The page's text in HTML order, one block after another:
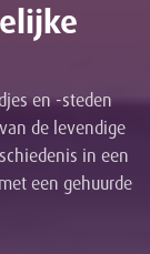
en -steden
de levendige
in een
een gehuurde